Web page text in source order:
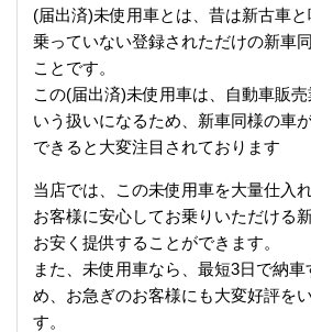
(届出済)未使用車とは、昔は新古車
乗っていない登録されただけの新車
ことです。
この(届出済)未使用車は、自動車販
いう扱いになるため、新車同様の車
できると大変注目されております
当店では、この未使用車を大量仕入
お客様に安心してお乗りいただける
お安く提供することができます。
また、未使用車なら、最短3日で納
め、お急ぎのお客様にも大変好評を
す。